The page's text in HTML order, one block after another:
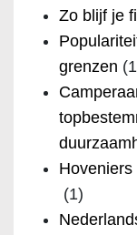
Zo blijf je
grenzen
(1)